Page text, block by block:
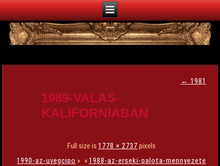
← 1981
1989-VALAS-
KALIFORNIABAN
Full size is 1778 × 2737 pixels
1990-az-uvegcipo » «1988-az-erseki-palota-mennyezete